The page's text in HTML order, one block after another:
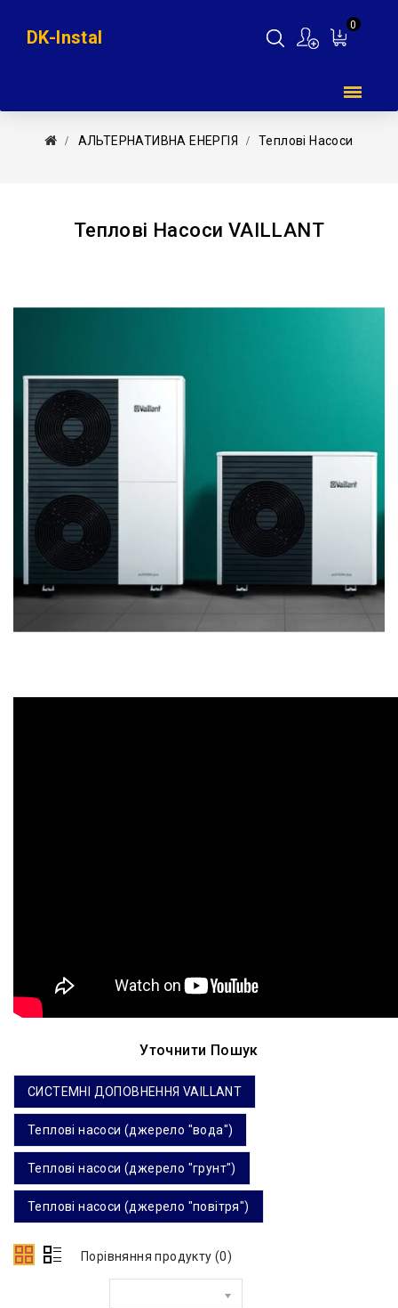
0
DK-Instal
АЛЬТЕРНАТИВНА ЕНЕРГІЯ Теплові Насоси
Теплові Насоси VAILLANT
Уточнити Пошук
СИСТЕМНІ ДОПОВНЕННЯ VAILLANT
Теплові насоси (джерело "вода")
Теплові насоси (джерело "грунт")
Теплові насоси (джерело "повітря")
Порівняння продукту (0)